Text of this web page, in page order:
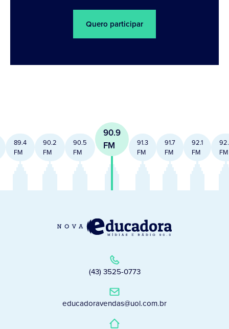
Quero participar
89.4
FM
90.2
FM
90.5
FM
90.9
FM
91.3
FM
91.7
FM
92.1
FM
FM
(43) 3525-0773
educadoravendas@uol.com.br